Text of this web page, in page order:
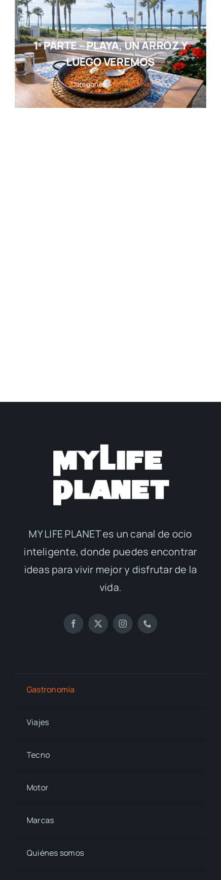
1ª PARTE – PLAYA, UN ARROZ Y
LUEGO VEREMOS
Categories:Gastronomía
MY LIFE PLANET es un canal de ocio
inteligente, donde puedes encontrar
ideas para vivir mejor y disfrutar de la
vida.
Gastronomía
Viajes
Tecno
Motor
Marcas
Quiénes somos